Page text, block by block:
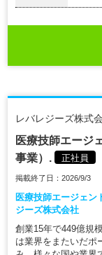
レバレジーズ株式
医療技師エージ
事業）.
正社員
掲載終了日：2026/9/3
医療技師エージェン
ジーズ株式会社
創業15年で449億規
は業界をまたいだポ